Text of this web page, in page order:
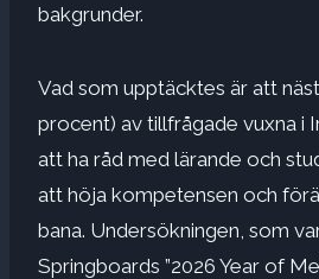
bakgrunder.
Vad som upptäcktes är att
procent) av tillfrågade vuxna i
att ha råd med lärande och
att höja kompetensen och
bana. Undersökningen, som
Springboards ”2026 Year of